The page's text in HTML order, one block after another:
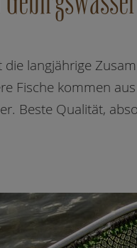
die langjährige
Fische kommen
Beste Qualität,